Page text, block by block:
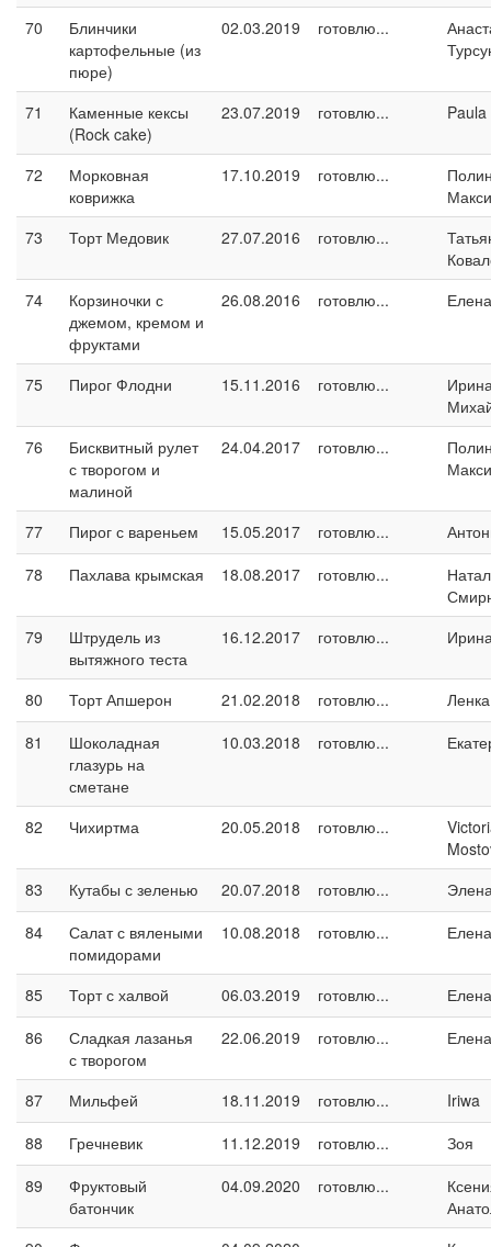
70
Блинчики
картофельные (из
пюре)
02.03.2019 готовлю...
71
Каменные кексы
(Rock cake)
23.07.2019 готовлю... Paula
72
Морковная
коврижка
17.10.2019 готовлю...
73
Торт Медовик 27.07.2016 готовлю...
74
Корзиночки с
джемом, кремом и
фруктами
26.08.2016 готовлю... Елена
75 Пирог Флодни 15.11.2016 готовлю...
76
Бисквитный рулет
с творогом и
малиной
24.04.2017 готовлю...
77 Пирог с вареньем 15.05.2017 готовлю...
78
Пахлава крымская 18.08.2017 готовлю...
79
Штрудель из
вытяжного теста
16.12.2017 готовлю...
80 Торт Апшерон 21.02.2018 готовлю...
81
Шоколадная
глазурь на
сметане
10.03.2018 готовлю...
82 Чихиртма 20.05.2018 готовлю...
83
Кутабы с зеленью 20.07.2018 готовлю...
84
Салат с вялеными
помидорами
10.08.2018 готовлю...
85 Торт с халвой 06.03.2019 готовлю...
Елена
86
Сладкая лазанья
с творогом
22.06.2019 готовлю...
87 Мильфей 18.11.2019 готовлю...
Iriwa
88
Гречневик 11.12.2019 готовлю...
Зоя
89
Фруктовый
батончик
04.09.2020 готовлю...